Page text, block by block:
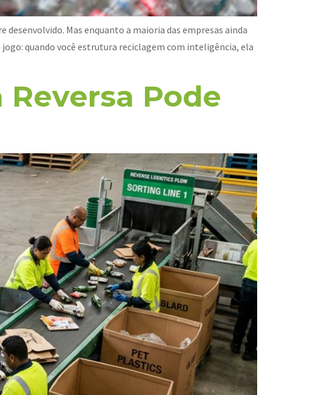
desenvolvido. Mas enquanto a maioria das empresas ainda
quando você estrutura reciclagem com inteligência, ela
Pode